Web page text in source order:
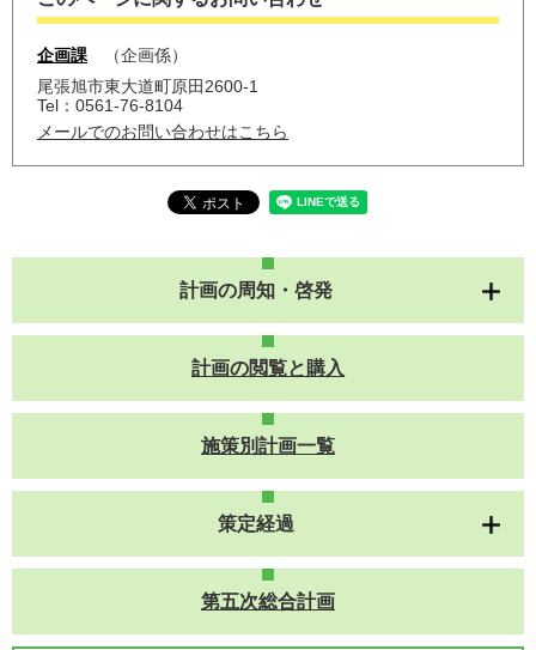
企画課
企画係
尾張旭市東大道町原田2600-1
Tel：0561-76-8104
メールでのお問い合わせはこちら
計画の周知・啓発
計画の閲覧と購入
施策別計画一覧
策定経過
第五次総合計画